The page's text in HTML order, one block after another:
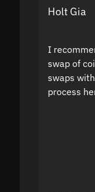
Holt Gia
I
swap of
swaps
process